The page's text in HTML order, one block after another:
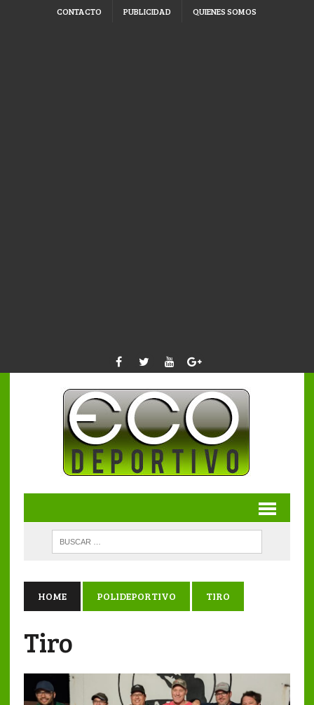
CONTACTO PUBLICIDAD QUIENES SOMOS
HOME POLIDEPORTIVO TIRO
Tiro